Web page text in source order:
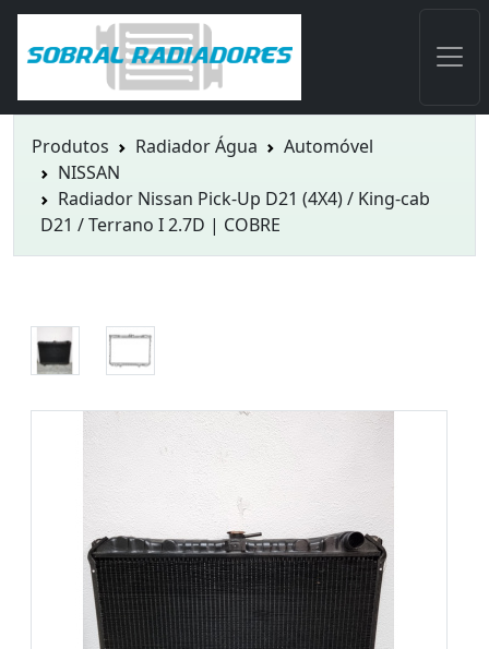
Produtos Radiador Água
Automóvel
NISSAN
Radiador Nissan Pick-Up D21 (4X4) / King-cab
D21 / Terrano I 2.7D | COBRE